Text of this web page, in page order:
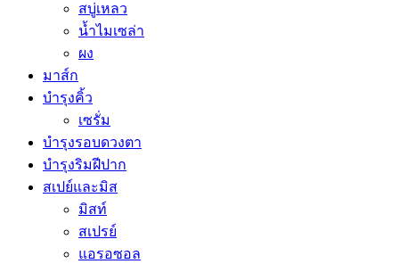
สบู่เหลว
น้ำไมเซล่า
ผง
มาส์ก
บำรุงคิ้ว
เซรั่ม
บำรุงรอบดวงตา
บำรุงริมฝีปาก
สเปย์และมิส
มิสท์
สเปรย์
แอรอซอล